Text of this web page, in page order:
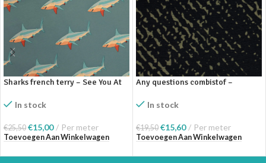
Sharks french terry – See You At
In stock
€25,50 €15,00 Per meter
Toevoegen Aan Winkelwagen
Any questions combistof –
In stock
€19,50 €15,60 Per meter
Toevoegen Aan Winkelwagen